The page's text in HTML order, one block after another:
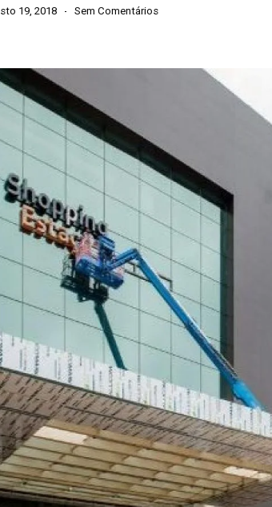
19, 2018 Sem Comentários